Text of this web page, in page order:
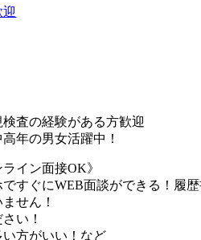
査の経験がある方歓迎
年の男女活躍中！
イン面接OK》
すぐにWEB面談ができる！履
せん！
い！
方がいい！など